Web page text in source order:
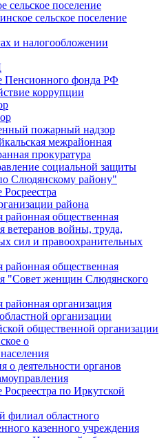
сельское поселение
сельское поселение
и налогообложении
Пенсионного фонда РФ
коррупции
пожарный надзор
межрайонная
прокуратура
социальной защиты
Слюдянскому району"
района
районная общественная
ветеранов войны, труда,
сил и правоохранительных
районная общественная
"Совет женщин Слюдянского
районная организация
организации
общественной организации
о
о деятельности органов
Росреестра по Иркутской
филиал областного
казенного учреждения